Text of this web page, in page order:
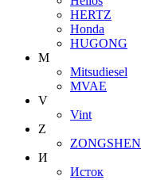
HERTZ
Honda
HUGONG
M
Mitsudiesel
MVAE
V
Vint
Z
ZONGSHEN
И
Исток